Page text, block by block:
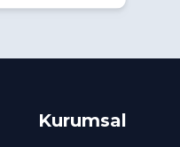
Kurumsal